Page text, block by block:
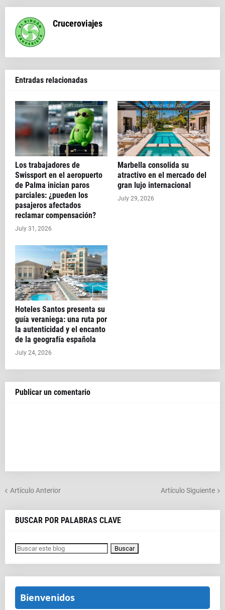
Cruceroviajes
Entradas relacionadas
Los trabajadores de
Swissport en el aeropuerto
de Palma inician paros
parciales: ¿pueden los
pasajeros afectados
reclamar compensación?
July 31, 2026
Marbella consolida su
atractivo en el mercado del
gran lujo internacional
July 29, 2026
Hoteles Santos presenta su
guía veraniega: una ruta por
la autenticidad y el encanto
de la geografía española
July 24, 2026
Publicar un comentario
Artículo Anterior Artículo Siguiente
BUSCAR POR PALABRAS CLAVE
Bienvenidos